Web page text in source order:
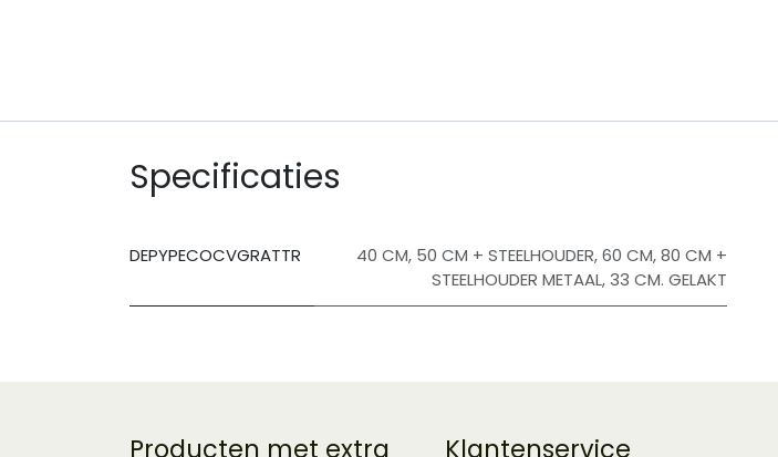
Specificaties
DEPYPECOCVGRATTR 40 CM, 50 CM + STEELHOUDER,60 CM,80 CM +
STEELHOUDER METAAL,33 CM. GELAKT
Producten met extra Klantenservice